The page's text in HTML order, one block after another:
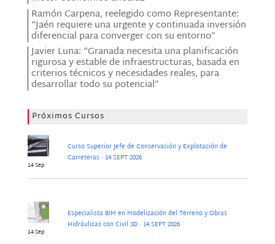
Ramón Carpena, reelegido como Representante:
“Jaén requiere una urgente y continuada inversión
diferencial para converger con su entorno”
Javier Luna: “Granada necesita una planificación
rigurosa y estable de infraestructuras, basada en
criterios técnicos y necesidades reales, para
desarrollar todo su potencial”
Próximos Cursos
14 Sep
Curso Superior Jefe de Conservación y Explotación de
Carreteras · 14 SEPT 2026
14 Sep
Especialista BIM en Modelización del Terreno y Obras
Hidráulicas con Civil 3D · 14 SEPT 2026